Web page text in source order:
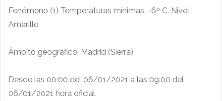
Fenómeno (1) Temperaturas mínimas. -6º C. Nivel :
Amarillo
Ámbito geográfico: Madrid (Sierra)
Desde las 00:00 del 06/01/2021 a las 09:00 del
06/01/2021 hora oficial.